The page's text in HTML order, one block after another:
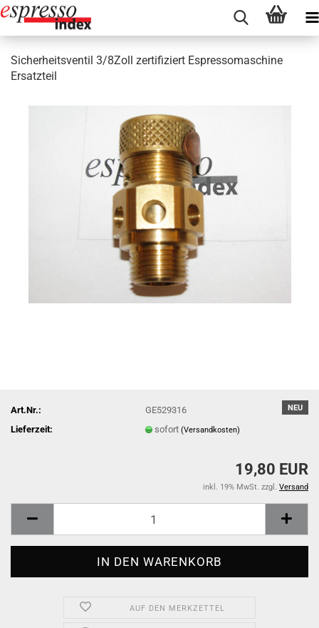
Sicherheitsventil 3/8Zoll zertifiziert Espressomaschine
Ersatzteil
NEU
Art.Nr.:
GE529316
Lieferzeit:
sofort(Versandkosten)
19,80 EUR
inkl. 19% MwSt. zzgl. Versand
AUF DEN MERKZETTEL